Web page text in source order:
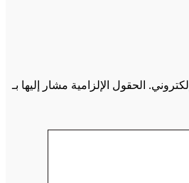
الحقول الإلزامية مشار إليها بـ